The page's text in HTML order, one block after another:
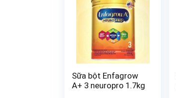
Sữa bột Enfagrow
A+ 3 neuropro 1.7kg